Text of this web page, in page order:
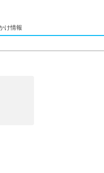
け情報